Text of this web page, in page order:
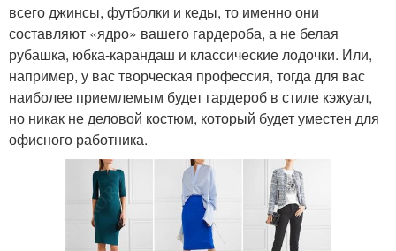
всего джинсы, футболки и кеды, то именно они
составляют «ядро» вашего гардероба, а не белая
рубашка, юбка-карандаш и классические лодочки. Или,
например, у вас творческая профессия, тогда для вас
наиболее приемлемым будет гардероб в стиле кэжуал,
но никак не деловой костюм, который будет уместен для
офисного работника.